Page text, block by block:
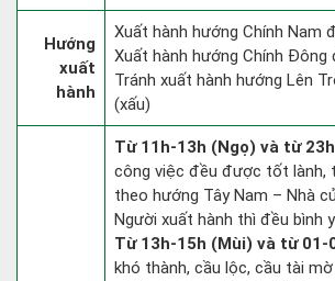
Hướng
xuất
hành
Xuất hành hướng Chính Nam
Xuất hành hướng Chính Đông
Tránh xuất hành hướng Lên
(xấu)
Từ 11h-13h (Ngọ) và từ
công việc đều được tốt lành,
theo hướng Tây Nam – Nhà
Người xuất hành thì đều bình
Từ 13h-15h (Mùi) và từ 01-
khó thành, cầu lộc, cầu tài